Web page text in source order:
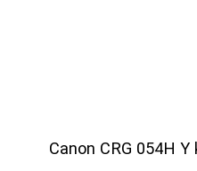
Canon CRG 054H